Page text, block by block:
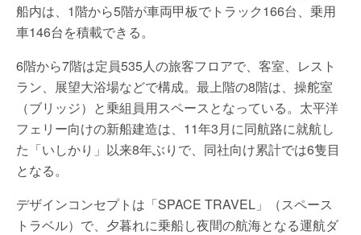
船内は、1階から5階が車両甲板でトラック166台、乗用
車146台を積載できる。
6階から7階は定員535人の旅客フロアで、客室、レスト
ラン、展望大浴場などで構成。最上階の8階は、操舵室
（ブリッジ）と乗組員用スペースとなっている。太平洋
フェリー向けの新船建造は、11年3月に同航路に就航し
た「いしかり」以来8年ぶりで、同社向け累計では6隻目
となる。
デザインコンセプトは「SPACE TRAVEL」（スペース
トラベル）で、夕暮れに乗船し夜間の航海となる運航ダ